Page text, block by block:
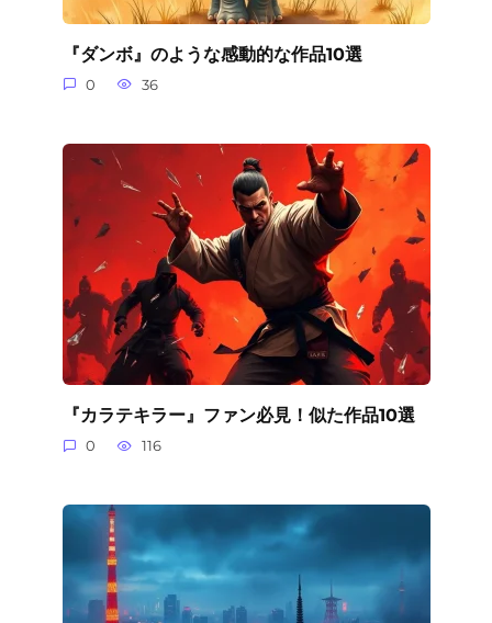
『ダンボ』のような感動的な作品10選
0 36
『カラテキラー』ファン必見！似た作品10選
0 116